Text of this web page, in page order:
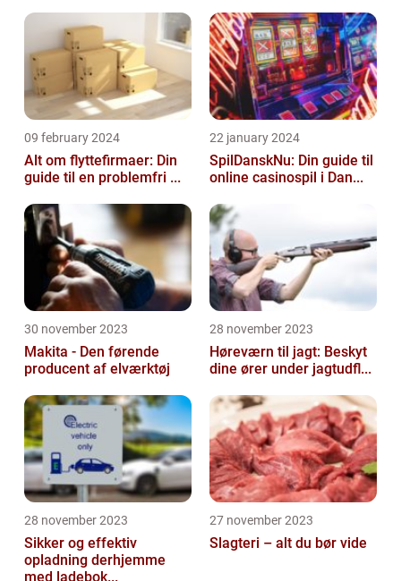
09 february 2024
Alt om flyttefirmaer: Din
guide til en problemfri ...
22 january 2024
SpilDanskNu: Din guide til
online casinospil i Dan...
30 november 2023
Makita - Den førende
producent af elværktøj
28 november 2023
Høreværn til jagt: Beskyt
dine ører under jagtudfl...
28 november 2023
Sikker og effektiv
opladning derhjemme
med ladebok...
27 november 2023
Slagteri – alt du bør vide